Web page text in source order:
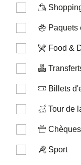
Paquets
Food &
Billets
Tour de
Sport